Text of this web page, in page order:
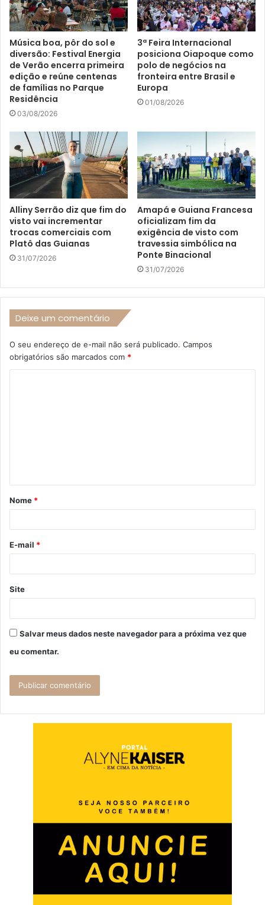
Música boa, pôr do sol e
diversão: Festival Energia
de Verão encerra primeira
edição e reúne centenas
de famílias no Parque
Residência
03/08/2026
3ª Feira Internacional
posiciona Oiapoque como
polo de negócios na
fronteira entre Brasil e
Europa
01/08/2026
Alliny Serrão diz que fim do
visto vai incrementar
trocas comerciais com
Platô das Guianas
31/07/2026
Amapá e Guiana Francesa
oficializam fim da
exigência de visto com
travessia simbólica na
Ponte Binacional
31/07/2026
Deixe um comentário
O seu endereço de e-mail não será publicado. Campos
obrigatórios são marcados com *
á
r
*
Nome *
E-mail *
Site
Salvar meus dados neste navegador para a próxima vez que
eu comentar.